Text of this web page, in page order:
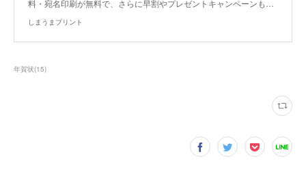
料・宛名印刷が無料で、さらに早割やプレゼントキャンペーンも…
しまうまプリント
年賀状(15)